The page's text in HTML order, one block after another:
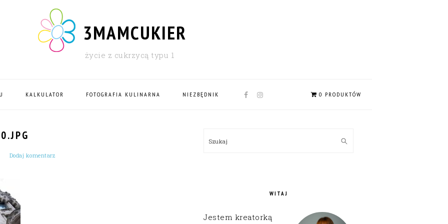
3MAMCUKIER
życie z cukrzycą typu 1
KALKULATOR FOTOGRAFIA KULINARNA NIEZBĘDNIK
NAV
0 PRODUKTÓW
Dodaj komentarz
SIDEBAR
Szukaj
WITAJ
Jestem kreatorką